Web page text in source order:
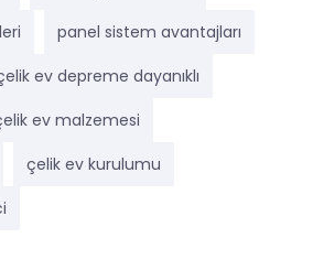
panel sistem avantajları
ev depreme dayanıklı
ev malzemesi
çelik ev kurulumu